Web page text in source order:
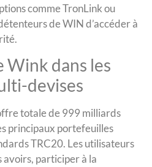
comme TronLink ou
de WIN d’accéder à
Wink dans les
devises
totale de 999 milliards
principaux portefeuilles
TRC20. Les utilisateurs
avoirs, participer à la